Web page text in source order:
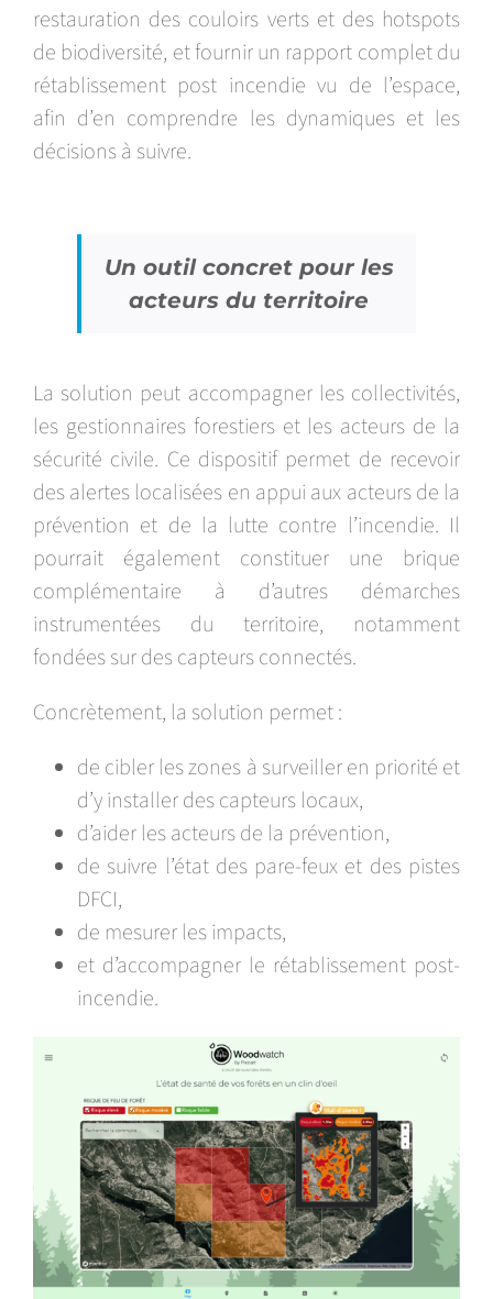
restauration des couloirs verts et des hotspots
de biodiversité, et fournir un rapport complet du
rétablissement post incendie vu de l’espace,
afin d’en comprendre les dynamiques et les
décisions à suivre.
Un outil concret pour les
acteurs du territoire
La solution peut accompagner les collectivités,
les gestionnaires forestiers et les acteurs de la
sécurité civile. Ce dispositif permet de recevoir
des alertes localisées en appui aux acteurs de la
prévention et de la lutte contre l’incendie. Il
pourrait également constituer une brique
complémentaire à d’autres démarches
instrumentées du territoire, notamment
fondées sur des capteurs connectés.
Concrètement, la solution permet :
de cibler les zones à surveiller en priorité et
d’y installer des capteurs locaux,
d’aider les acteurs de la prévention,
de suivre l’état des pare-feux et des pistes
DFCI,
de mesurer les impacts,
et d’accompagner le rétablissement post-
incendie.